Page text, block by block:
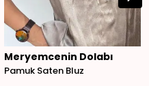
Meryemcenin Dolabı
Pamuk Saten Bluz